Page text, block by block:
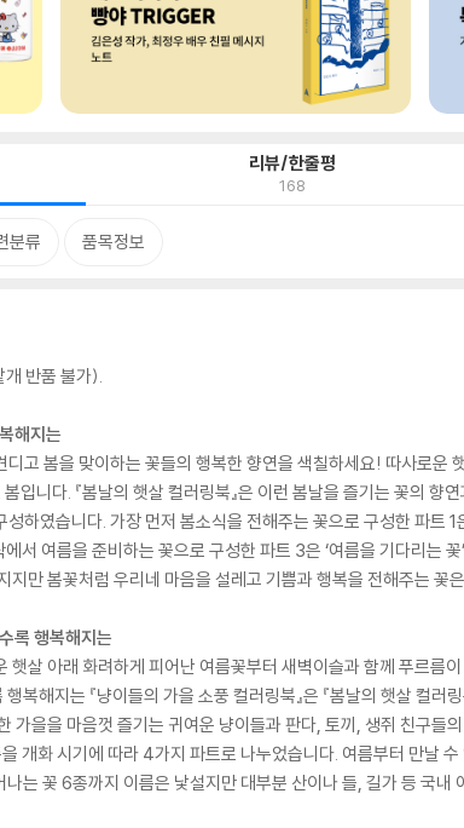
리뷰/한줄평
168
분류 품목정보
반품 불가).
해지는
고 봄을 맞이하는 꽃들의 행복한 향연을 색칠하세요! 따사로
입니다. 『봄날의 햇살 컬러링북』은 이런 봄날을 즐기는 꽃의 향
하였습니다. 가장 먼저 봄소식을 전해주는 꽃으로 구성한 파트 1
서 여름을 준비하는 꽃으로 구성한 파트 3은 ‘여름을 기다리는
지만 봄꽃처럼 우리네 마음을 설레고 기쁨과 행복을 전해주는 꽃
록 행복해지는
햇살 아래 화려하게 피어난 여름꽃부터 새벽이슬과 함께 푸르름
복해지는 『냥이들의 가을 소풍 컬러링북』은 『봄날의 햇살 컬
가을을 마음껏 즐기는 귀여운 냥이들과 판다, 토끼, 생쥐 친구들
개화 시기에 따라 4가지 파트로 나누었습니다. 여름부터 만날
는 꽃 6종까지 이름은 낯설지만 대부분 산이나 들, 길가 등 국내